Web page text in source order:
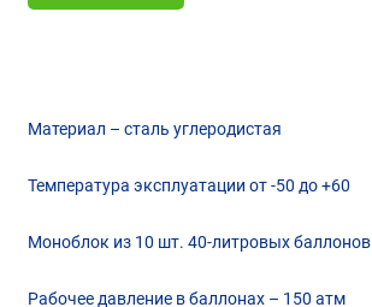
Материал – сталь углеродистая
Температура эксплуатации от -50 до +60
Моноблок из 10 шт. 40-литровых баллонов
Рабочее давление в баллонах – 150 атм